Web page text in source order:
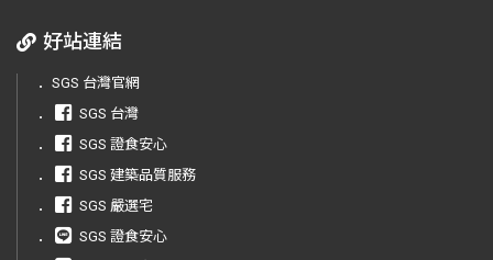
好站連結
． SGS 台灣官網
．
SGS 台灣
．
SGS 證食安心
．
SGS 建築品質服務
．
SGS 嚴選宅
．
SGS 證食安心